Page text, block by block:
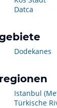
Datca
Dodekanes
Istanbul
Türkische